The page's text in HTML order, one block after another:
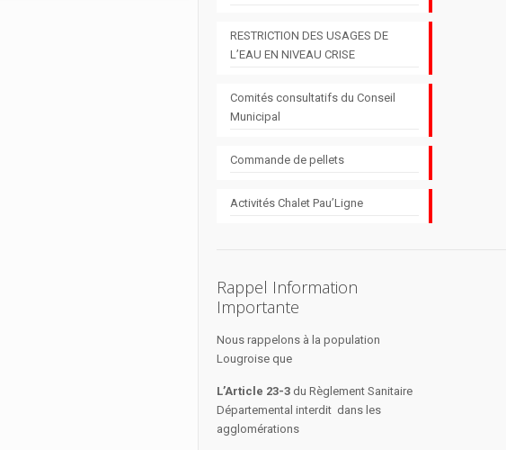
RESTRICTION DES USAGES DE
L’EAU EN NIVEAU CRISE
Comités consultatifs du Conseil
Municipal
Commande de pellets
Activités Chalet Pau’Ligne
Rappel Information
Importante
Nous rappelons à la population
Lougroise que
L’Article 23-3 du Règlement Sanitaire
Départemental interdit dans les
agglomérations